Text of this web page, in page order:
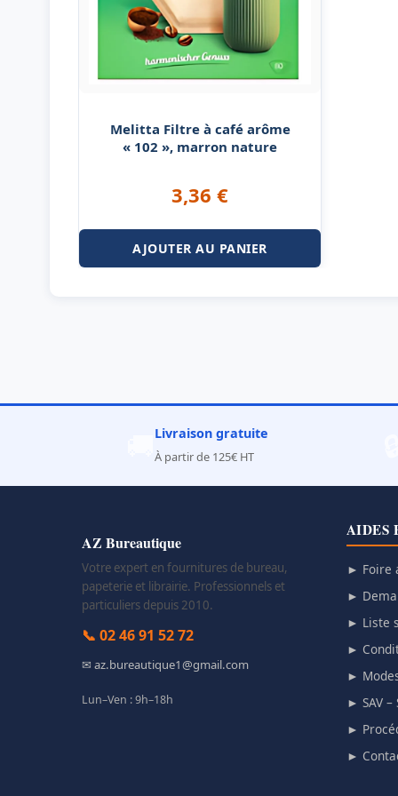
Melitta Filtre à café arôme
« 102 », marron nature
3,36 €
AJOUTER AU PANIER
Livraison gratuite
À partir de 125€ HT
AZ Bureautique
Votre expert en fournitures de bureau,
papeterie et librairie. Professionnels et
particuliers depuis 2010.
📞 02 46 91 52 72
✉ az.bureautique1@gmail.com
Lun–Ven : 9h–18h
AIDES
► Foire
►
► Liste
►
►
► SAV –
►
►